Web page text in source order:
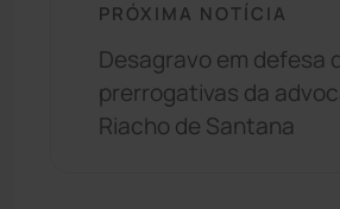
PRÓXIMA NOTÍCIA
Desagravo em defesa
prerrogativas da
Riacho de Santana